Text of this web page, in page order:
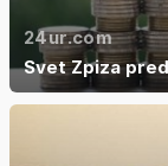
24ur.com
Svet Zpiza